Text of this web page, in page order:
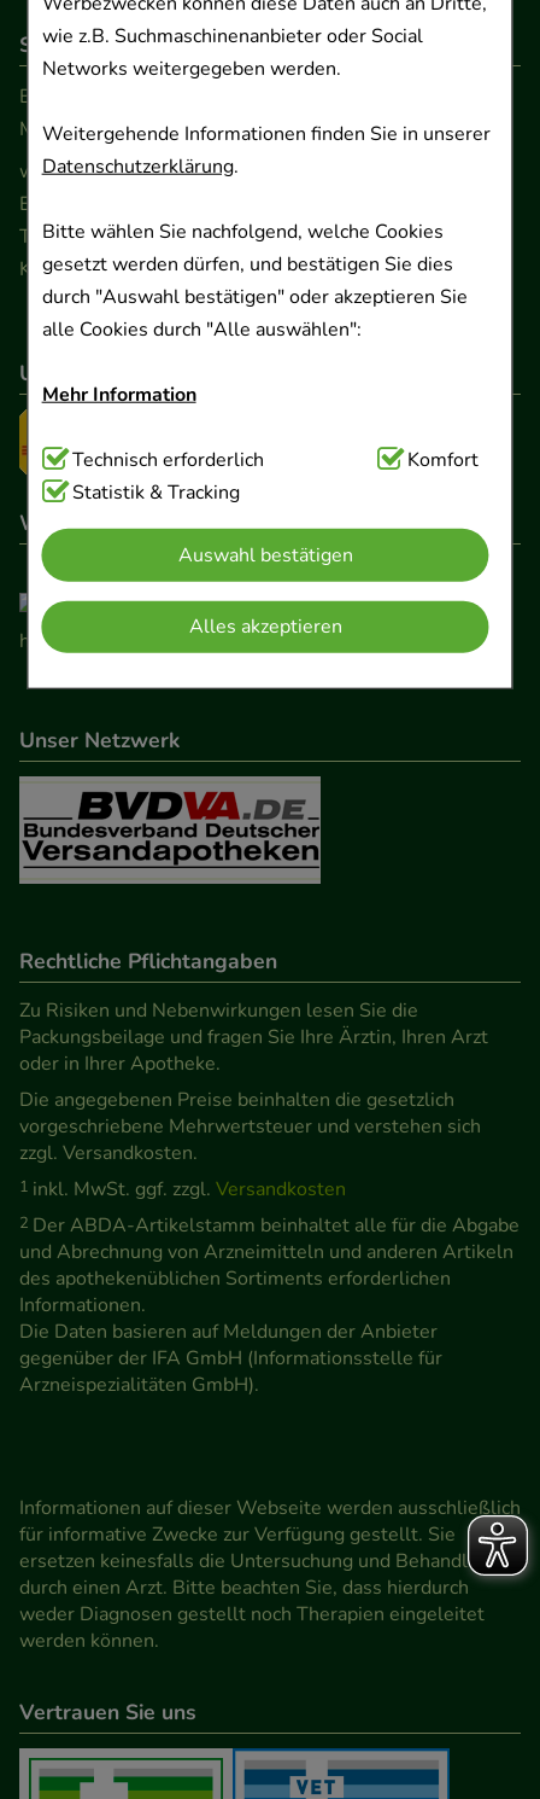
wie z.B. Suchmaschinenanbieter oder Social
Networks weitergegeben werden.
Weitergehende Informationen finden Sie in unserer
Datenschutzerklärung.
Bitte wählen Sie nachfolgend, welche Cookies
gesetzt werden dürfen, und bestätigen Sie dies
durch "Auswahl bestätigen" oder akzeptieren Sie
alle Cookies durch "Alle auswählen":
Mehr Information
Technisch Notwendig:Hierbei handelt es sich um
Cookies, die für die Grundfunktionen unserer
Website notwendig sind (z.B. Navigation,
Warenkorb, Kundenkonto), weshalb auf diese nicht
verzichtet werden kann.
Komfort:Diese Cookies werden genutzt um das
Einkaufserlebnis noch ansprechender zu gestalten,
Besuchers oder unsere Seite an bevorzugte
Verhaltensweisen (z.B. Spracheinstellung)
anzupassen. Komfort-Cookies ermöglichen es uns
auch auf Ihre Bedürfnisse zugeschrittene Inhalte
anzuzeigen und unser Partnerprogramm zu
Statistik & Tracking:Hierüber lassen sich
Informationen über die Art und Weise der Nutzung
unserer Website sammeln, mit deren Hilfe wir
unsere Website weiter für Sie optimieren können,
den Inhalt auf unserer Website aber auch die
Werbung auf Drittseiten möglichst relevant für Sie
zu gestalten. Bitte beachten Sie, dass Daten hierfür
Medien übertragen werden.
Technisch erforderlich
Komfort
Statistik & Tracking
Auswahl bestätigen
Alles akzeptieren
So erreichen Sie uns
Beratung und Kundenservice:
Montag - Freitag von 9.00 bis 17.00 Uhr
www.ApoSalis.de· E-Mail:
Ernst-August-Platz 2 · 30159 Hannover
Telefon 0511 89 71 80 0 · Fax 0511 89 71 80 11
Kontaktformular
Unser Versanddienstleister
Wir sind hier gelistet
Unser Netzwerk
Rechtliche Pflichtangaben
Zu Risiken und Nebenwirkungen lesen Sie die
Packungsbeilage und fragen Sie Ihre Ärztin, Ihren Arzt
oder in Ihrer Apotheke.
Die angegebenen Preise beinhalten die gesetzlich
vorgeschriebene Mehrwertsteuer und verstehen sich
zzgl. Versandkosten.
1 inkl. MwSt. ggf. zzgl. Versandkosten
2 Der ABDA-Artikelstamm beinhaltet alle für die Abgabe
und Abrechnung von Arzneimitteln und anderen Artikeln
des apothekenüblichen Sortiments erforderlichen
Informationen.
Die Daten basieren auf Meldungen der Anbieter
gegenüber der IFA GmbH (Informationsstelle für
Arzneispezialitäten GmbH).
Informationen auf dieser Webseite werden ausschließlich
für informative Zwecke zur Verfügung gestellt. Sie
ersetzen keinesfalls die Untersuchung und Behandlung
durch einen Arzt. Bitte beachten Sie, dass hierdurch
weder Diagnosen gestellt noch Therapien eingeleitet
werden können.
Vertrauen Sie uns